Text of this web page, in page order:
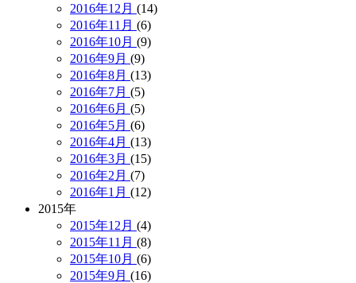
2016年12月 (14)
2016年11月 (6)
2016年10月 (9)
2016年9月 (9)
2016年8月 (13)
2016年7月 (5)
2016年6月 (5)
2016年5月 (6)
2016年4月 (13)
2016年3月 (15)
2016年2月 (7)
2016年1月 (12)
2015年
2015年12月 (4)
2015年11月 (8)
2015年10月 (6)
2015年9月 (16)